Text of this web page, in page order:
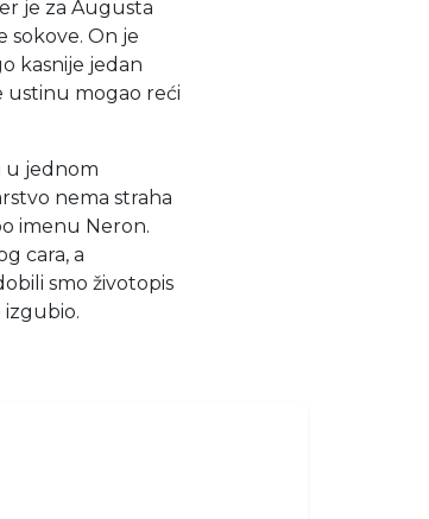
je za Augusta
sokove. On je
kasnije jedan
ustinu mogao reći
u jednom
nema straha
imenu Neron.
cara, a
smo životopis
izgubio.